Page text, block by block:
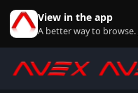
View in the app
A better way to browse.